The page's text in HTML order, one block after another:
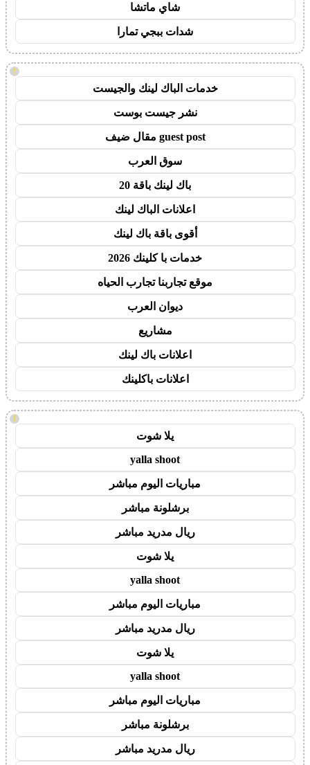
شاي ماتشا
شدات ببجي تمارا
!
خدمات الباك لينك والجيست
نشر جيست بوست
guest post مقال ضيف
سوق العرب
باك لينك باقة 20
اعلانات الباك لينك
أقوى باقة باك لينك
خدمات با كلينك 2026
موقع تجاربنا تجارب الحياه
ديوان العرب
مشاريع
اعلانات باك لينك
اعلانات باكلينك
!
يلا شوت
yalla shoot
مباريات اليوم مباشر
برشلونة مباشر
ريال مدريد مباشر
يلا شوت
yalla shoot
مباريات اليوم مباشر
ريال مدريد مباشر
يلا شوت
yalla shoot
مباريات اليوم مباشر
برشلونة مباشر
ريال مدريد مباشر